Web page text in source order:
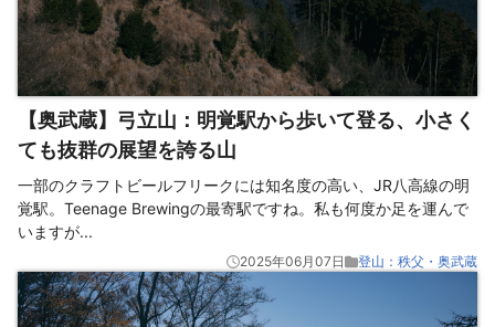
【奥武蔵】弓立山：明覚駅から歩いて登る、小さく
ても抜群の展望を誇る山
一部のクラフトビールフリークには知名度の高い、JR八高線の明
覚駅。Teenage Brewingの最寄駅ですね。私も何度か足を運んで
いますが...
2025年06月07日 登山：秩父・奥武蔵